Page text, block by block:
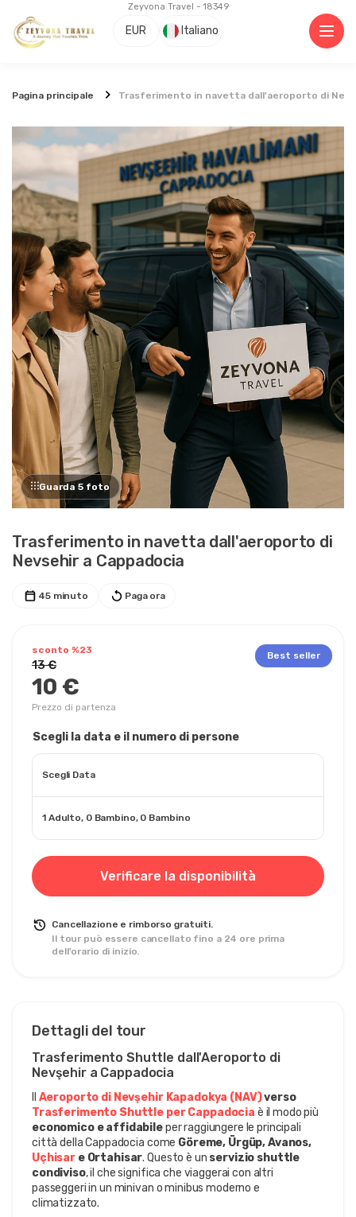
Zeyvona Travel - 18349
EUR Italiano
Pagina principale Trasferimento in navetta dall'aeroporto di
Guarda 5 foto
Trasferimento in navetta dall'aeroporto di
Nevsehir a Cappadocia
45 minuto Paga ora
Best seller
sconto %23
13 €
10 €
Prezzo di partenza
Scegli la data e il numero di persone
Scegli Data
1 Adulto, 0 Bambino, 0 Bambino
Verificare la disponibilità
Cancellazione e rimborso gratuiti.
Il tour può essere cancellato fino a 24 ore prima
dell'orario di inizio.
Dettagli del tour
Trasferimento Shuttle dall'Aeroporto di
Nevşehir a Cappadocia
Aeroporto di Nevşehir Kapadokya (NAV)
verso
Trasferimento Shuttle per Cappadocia
economico e affidabile per raggiungere le principali
città della Cappadocia come
Uçhisar e Ortahisar. Questo è un servizio shuttle
condiviso, il che significa che viaggerai con altri
passeggeri in un minivan o minibus moderno e
climatizzato.